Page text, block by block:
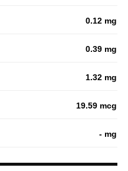
0.12 mg
0.39 mg
1.32 mg
19.59 mcg
- mg